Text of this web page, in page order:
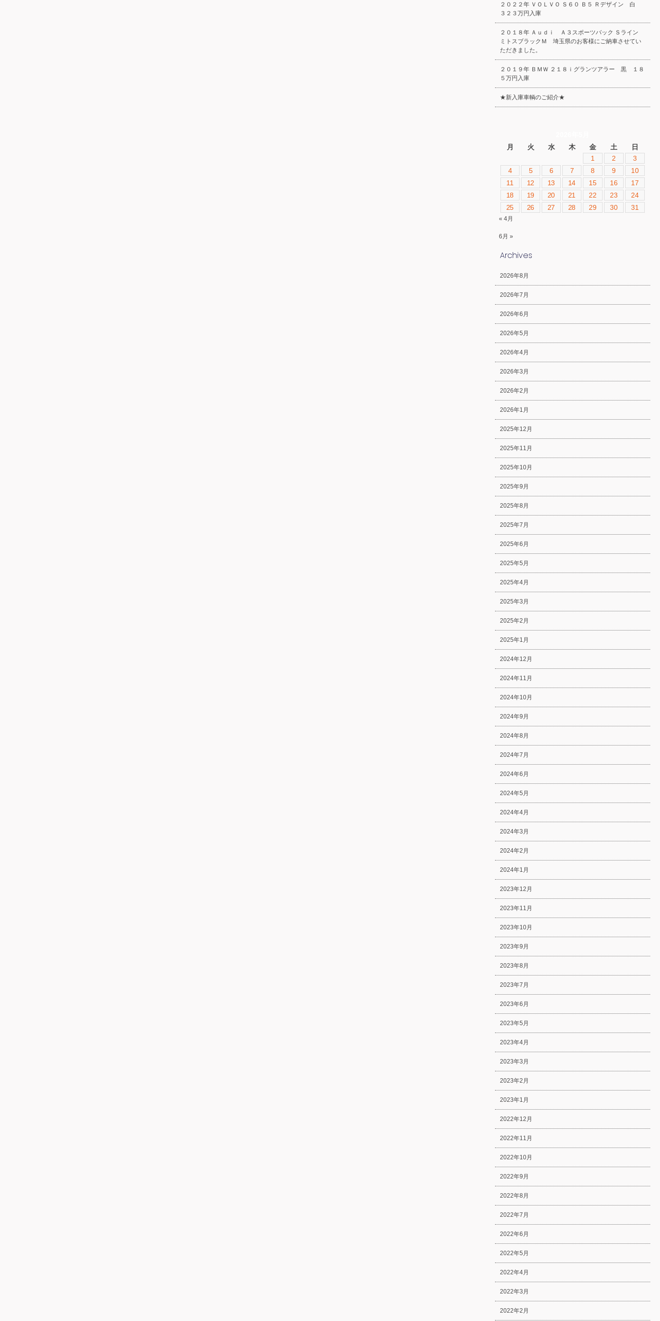
２０２２年 ＶＯＬＶＯ Ｓ６０ Ｂ５ Ｒデザイン 白
３２３万円入庫
２０１８年 Ａｕｄｉ Ａ３スポーツバック Ｓライン
ミトスブラックＭ 埼玉県のお客様にご納車させてい
ただきました。
２０１９年 ＢＭＷ ２１８ｉグランツアラー 黒 １８
５万円入庫
★新入庫車輌のご紹介★
月
火 水 木 金 土
日
1
2
3
4
5 6 7 8 9
10
11
12 13 14 15 16
17
18
19 20 21 22 23
24
25
26 27 28 29 30 31
« 4月
6月 »
Archives
2026年8月
2026年7月
2026年6月
2026年5月
2026年4月
2026年3月
2026年2月
2026年1月
2025年12月
2025年11月
2025年10月
2025年9月
2025年8月
2025年7月
2025年6月
2025年5月
2025年4月
2025年3月
2025年2月
2025年1月
2024年12月
2024年11月
2024年10月
2024年9月
2024年8月
2024年7月
2024年6月
2024年5月
2024年4月
2024年3月
2024年2月
2024年1月
2023年12月
2023年11月
2023年10月
2023年9月
2023年8月
2023年7月
2023年6月
2023年5月
2023年4月
2023年3月
2023年2月
2023年1月
2022年12月
2022年11月
2022年10月
2022年9月
2022年8月
2022年7月
2022年6月
2022年5月
2022年4月
2022年3月
2022年2月